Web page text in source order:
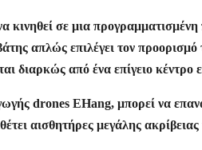
κινηθεί σε μια
απλώς επιλέγει τον προορισμό
διαρκώς από ένα επίγειο κέντρο
drones EHang, μπορεί να
αισθητήρες μεγάλης